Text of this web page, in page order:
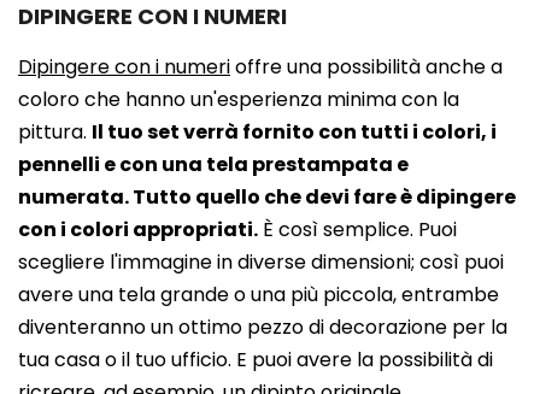
DIPINGERE CON I NUMERI
Dipingere con i numerioffre una possibilità anche a
coloro che hanno un'esperienza minima con la
pittura. Il tuo set verrà fornito con tutti i colori, i
pennelli e con una tela prestampata e
numerata. Tutto quello che devi fare è dipingere
con i colori appropriati. È così semplice. Puoi
scegliere l'immagine in diverse dimensioni; così puoi
avere una tela grande o una più piccola, entrambe
diventeranno un ottimo pezzo di decorazione per la
tua casa o il tuo ufficio. E puoi avere la possibilità di